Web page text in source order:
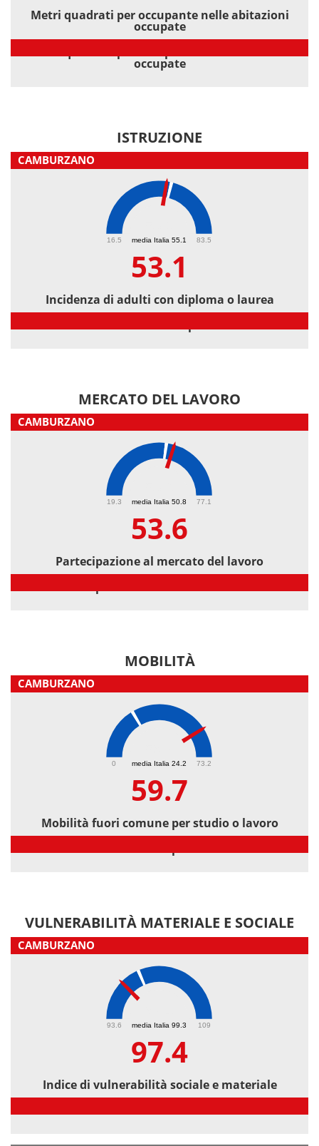
Metri quadrati per occupante nelle abitazioni
occupate
occupate
ISTRUZIONE
CAMBURZANO
media Italia 55.1
16.5 83.5
53.1
Incidenza di adulti con diploma o laurea
MERCATO DEL LAVORO
CAMBURZANO
media Italia 50.8
19.3 77.1
53.6
Partecipazione al mercato del lavoro
MOBILITÀ
CAMBURZANO
media Italia 24.2
0 73.2
59.7
Mobilità fuori comune per studio o lavoro
VULNERABILITÀ MATERIALE E SOCIALE
CAMBURZANO
media Italia 99.3
93.6 109
97.4
Indice di vulnerabilità sociale e materiale